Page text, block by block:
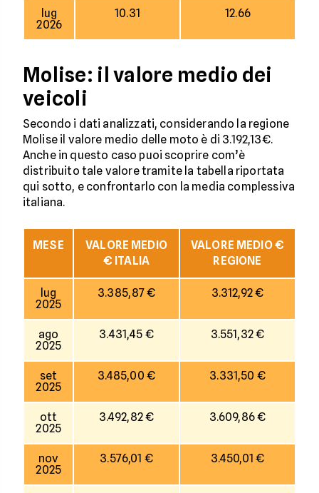
lug
2026
10.31 12.66
Molise: il valore medio dei
veicoli
Secondo i dati analizzati, considerando la regione
Molise il valore medio delle moto è di 3.192,13€.
Anche in questo caso puoi scoprire com’è
distribuito tale valore tramite la tabella riportata
qui sotto, e confrontarlo con la media complessiva
italiana.
MESE
VALORE MEDIO
€ ITALIA
VALORE MEDIO €
REGIONE
lug
2025
3.385,87 € 3.312,92 €
ago
2025
3.431,45 € 3.551,32 €
set
2025
3.485,00 € 3.331,50 €
ott
2025
3.492,82 € 3.609,86 €
nov
2025
3.576,01 € 3.450,01 €